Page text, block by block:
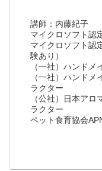
講師：内藤紀子
マイクロソフト認
マイクロソフト認
験あり）
（一社）ハンド
（一社）ハンド
ラクター
（公社）日本ア
ラクター
ペット食育協会